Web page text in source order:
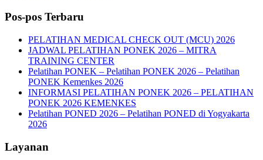
Pos-pos Terbaru
PELATIHAN MEDICAL CHECK OUT (MCU) 2026
JADWAL PELATIHAN PONEK 2026 – MITRA
TRAINING CENTER
Pelatihan PONEK – Pelatihan PONEK 2026 – Pelatihan
PONEK Kemenkes 2026
INFORMASI PELATIHAN PONEK 2026 – PELATIHAN
PONEK 2026 KEMENKES
Pelatihan PONED 2026 – Pelatihan PONED di Yogyakarta
2026
Layanan